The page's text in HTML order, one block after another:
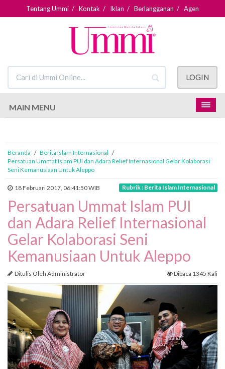
Tentang Ummi / Kontak / Iklan / Berlangganan / Agen
LOGIN
MAIN MENU
Beranda / Berita Islam Internasional /
Persatuan Ummat Islam PUI dan Adara Relief Internasional Gelar Kolaborasi
Seni Kemanusiaan Untuk Aleppo
18 Februari 2017, 06:41:50 WIB Rubrik : Berita Islam Internasional
Persatuan Ummat Islam PUI
dan Adara Relief Internasional
Gelar Kolaborasi Seni
Kemanusiaan Untuk Aleppo
Ditulis Oleh Administrator Dibaca 1345 Kali